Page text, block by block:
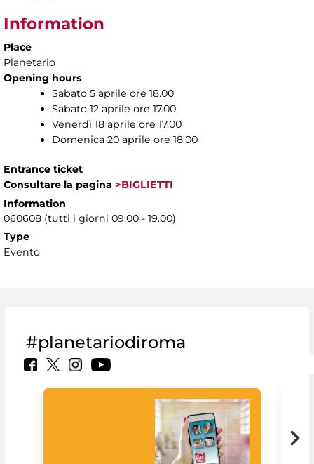
Information
Place
Planetario
Opening hours
Sabato 5 aprile ore 18.00
Sabato 12 aprile ore 17.00
Venerdì 18 aprile ore 17.00
Domenica 20 aprile ore 18.00
Entrance ticket
Consultare la pagina >BIGLIETTI
Information
060608 (tutti i giorni 09.00 - 19.00)
Type
Evento
#planetariodiroma